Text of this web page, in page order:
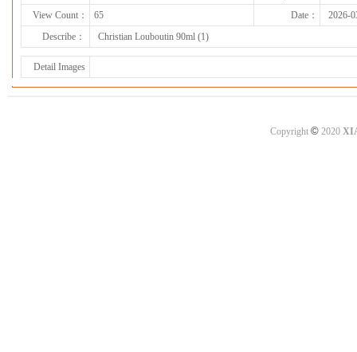
View Count：
65 Date：
2026-
Describe：
Christian Louboutin 90ml (1)
Detail Images
Copyright ©2020